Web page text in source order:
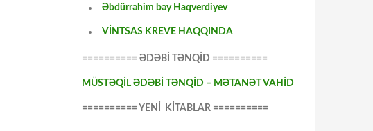
Əbdürrəhim bəy Haqverdiyev
VİNTSAS KREVE HAQQINDA
========== ƏDƏBİ TƏNQİD ==========
MÜSTƏQİL ƏDƏBİ TƏNQİD – MƏTANƏT VAHİD
========== YENİ KİTABLAR ==========